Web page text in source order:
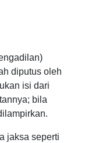
diputus oleh
isi dari
bila
jaksa seperti